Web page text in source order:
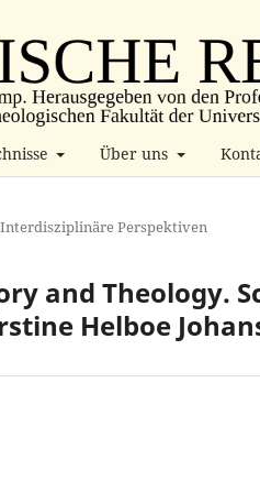
Über uns
Interdisziplinäre Perspektiven
and Theology.
Helboe